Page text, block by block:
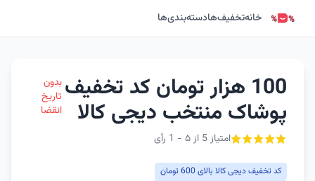
خانهتخفیف‌هادسته‌بندی‌ها
100 هزار تومان کد تخفیف
پوشاک منتخب دیجی کالا
امتیاز 5 از ۵ - 1 رأی
بدون
تاریخ
انقضا
کد تخفیف دیجی کالا بالای 600 تومان